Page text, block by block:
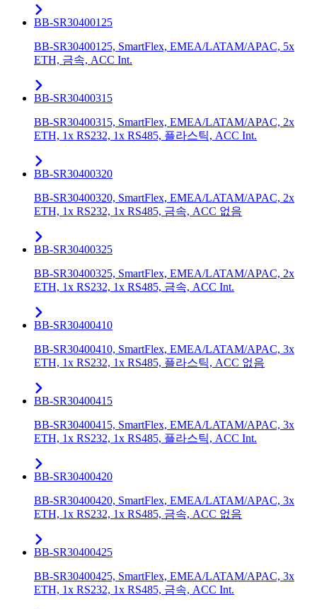
BB-SR30400125
BB-SR30400125, SmartFlex, EMEA/LATAM/APAC, 5x
ETH, 금속, ACC Int.
BB-SR30400315
BB-SR30400315, SmartFlex, EMEA/LATAM/APAC, 2x
ETH, 1x RS232, 1x RS485, 플라스틱, ACC Int.
BB-SR30400320
BB-SR30400320, SmartFlex, EMEA/LATAM/APAC, 2x
ETH, 1x RS232, 1x RS485, 금속, ACC 없음
BB-SR30400325
BB-SR30400325, SmartFlex, EMEA/LATAM/APAC, 2x
ETH, 1x RS232, 1x RS485, 금속, ACC Int.
BB-SR30400410
BB-SR30400410, SmartFlex, EMEA/LATAM/APAC, 3x
ETH, 1x RS232, 1x RS485, 플라스틱, ACC 없음
BB-SR30400415
BB-SR30400415, SmartFlex, EMEA/LATAM/APAC, 3x
ETH, 1x RS232, 1x RS485, 플라스틱, ACC Int.
BB-SR30400420
BB-SR30400420, SmartFlex, EMEA/LATAM/APAC, 3x
ETH, 1x RS232, 1x RS485, 금속, ACC 없음
BB-SR30400425
BB-SR30400425, SmartFlex, EMEA/LATAM/APAC, 3x
ETH, 1x RS232, 1x RS485, 금속, ACC Int.